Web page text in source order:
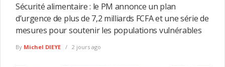
Sécurité alimentaire : le PM annonce un plan
d’urgence de plus de 7,2 milliards FCFA et une série de
mesures pour soutenir les populations vulnérables
By Michel DIEYE 2 jours ago